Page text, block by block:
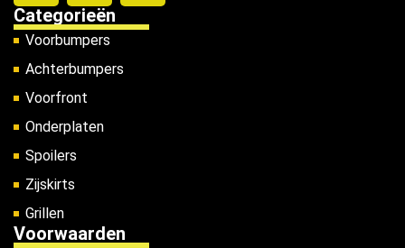
Categorieën
Voorbumpers
Achterbumpers
Voorfront
Onderplaten
Spoilers
Zijskirts
Grillen
Voorwaarden